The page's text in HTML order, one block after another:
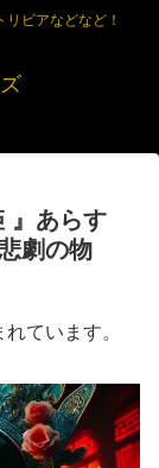
ビアなどなど！
』あらす
劇の物
ています。